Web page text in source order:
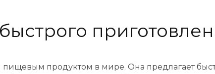
продуктом в мире. Она предлагает